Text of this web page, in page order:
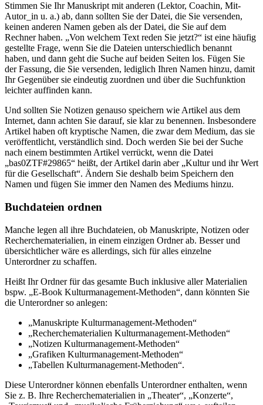
Stimmen Sie Ihr Manuskript mit anderen (Lektor, Coachin, Mit-
Autor_in u. a.) ab, dann sollten Sie der Datei, die Sie versenden,
keinen anderen Namen geben als der Datei, die Sie auf dem
Rechner haben. „Von welchem Text reden Sie jetzt?“ ist eine häufig
gestellte Frage, wenn Sie die Dateien unterschiedlich benannt
haben, und dann geht die Suche auf beiden Seiten los. Fügen Sie
der Fassung, die Sie versenden, lediglich Ihren Namen hinzu, damit
Ihr Gegenüber sie eindeutig zuordnen und über die Suchfunktion
leichter auffinden kann.
Und sollten Sie Notizen genauso speichern wie Artikel aus dem
Internet, dann achten Sie darauf, sie klar zu benennen. Insbesondere
Artikel haben oft kryptische Namen, die zwar dem Medium, das sie
veröffentlicht, verständlich sind. Doch werden Sie bei der Suche
nach einem bestimmten Artikel verrückt, wenn die Datei
„bas0ZTF#29865“ heißt, der Artikel darin aber „Kultur und ihr Wert
für die Gesellschaft“. Ändern Sie deshalb beim Speichern den
Namen und fügen Sie immer den Namen des Mediums hinzu.
Buchdateien ordnen
Manche legen all ihre Buchdateien, ob Manuskripte, Notizen oder
Recherchematerialien, in einem einzigen Ordner ab. Besser und
übersichtlicher wäre es allerdings, sich für alles einzelne
Unterordner zu schaffen.
Heißt Ihr Ordner für das gesamte Buch inklusive aller Materialien
bspw. „E-Book Kulturmanagement-Methoden“, dann könnten Sie
die Unterordner so anlegen:
„Manuskripte Kulturmanagement-Methoden“
„Recherchematerialien Kulturmanagement-Methoden“
„Notizen Kulturmanagement-Methoden“
„Grafiken Kulturmanagement-Methoden“
„Tabellen Kulturmanagement-Methoden“.
Diese Unterordner können ebenfalls Unterordner enthalten, wenn
Sie z. B. Ihre Recherchematerialien in „Theater“, „Konzerte“,